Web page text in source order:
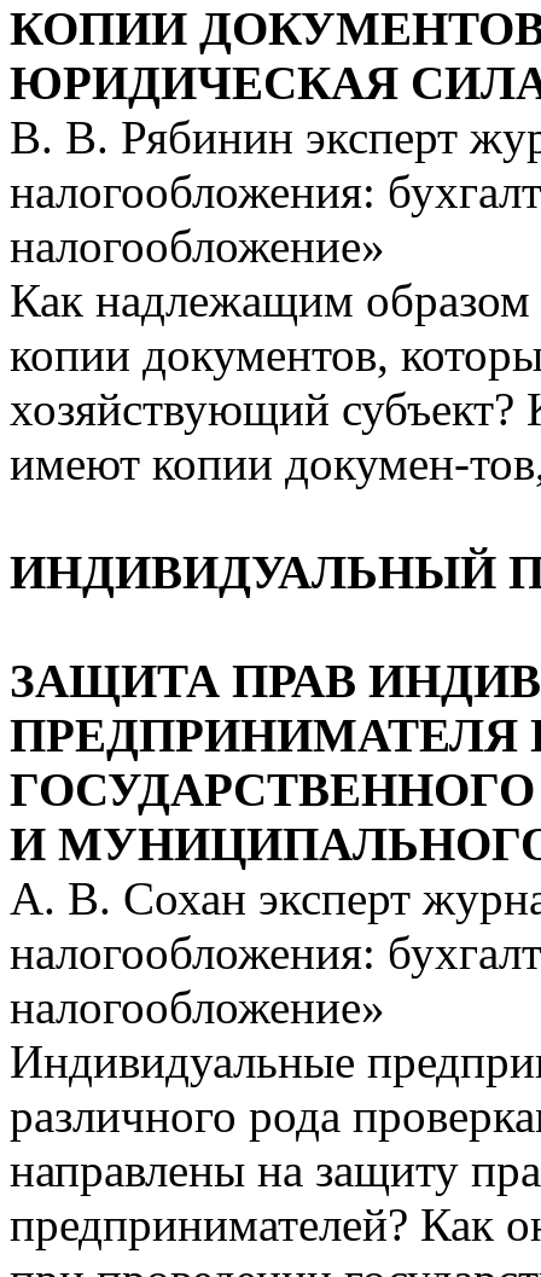
КОПИИ
ЮРИДИЧЕСКАЯ
В. В. Рябинин эксперт
налогообложения:
налогообложение»
Как надлежащим
копии документов,
хозяйствующий
имеют копии докумен-
ИНДИВИДУАЛЬНЫЙ
ЗАЩИТА ПРАВ
И
А. В. Сохан эксперт
налогообложения:
налогообложение»
Индивидуальные
различного рода
направлены на защиту
предпринимателей? Как